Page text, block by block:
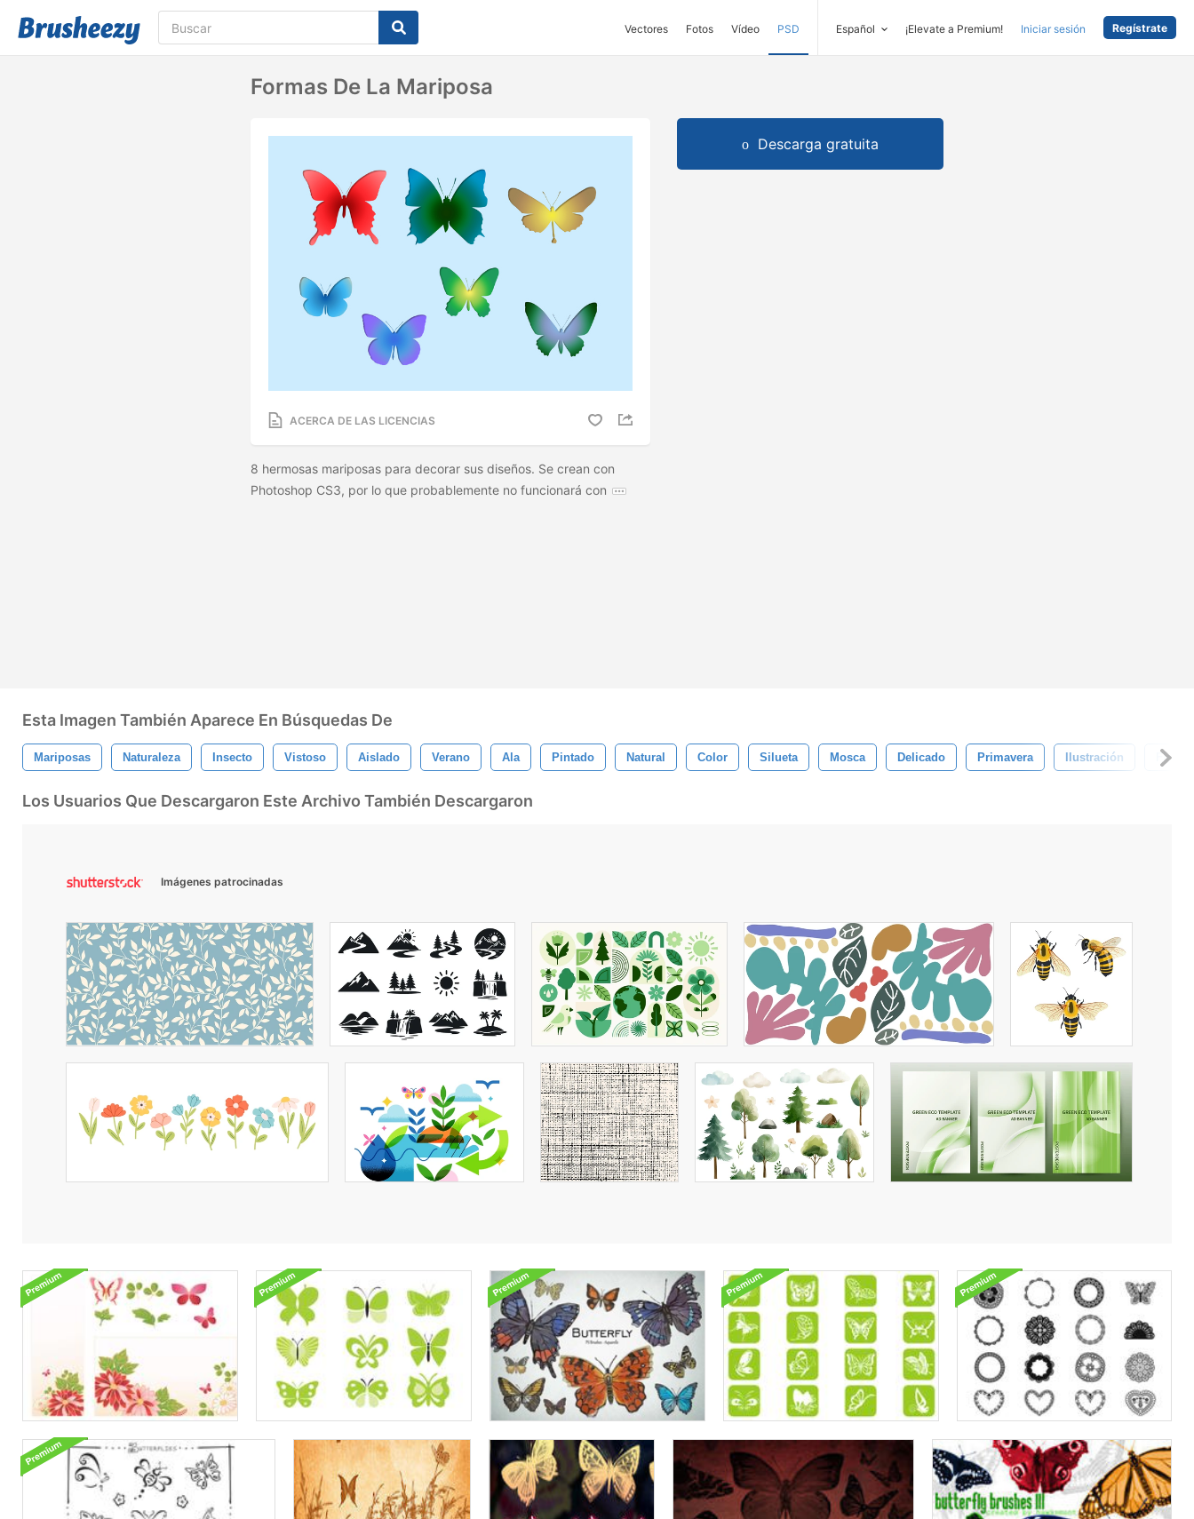
Vectores Fotos Vídeo PSD Español ¡Elevate a Premium! Iniciar sesión Regístrate
Formas De La Mariposa
ACERCA DE LAS LICENCIAS
8 hermosas mariposas para decorar sus diseños. Se crean con
Photoshop CS3, por lo que probablemente no funcionará con
Descarga gratuita
Esta Imagen También Aparece En Búsquedas De
Mariposas Naturaleza Insecto Vistoso Aislado Verano Ala Pintado Natural Color Silueta Mosca Delicado Primavera Ilustración Flor
Los Usuarios Que Descargaron Este Archivo También Descargaron
Imágenes patrocinadas